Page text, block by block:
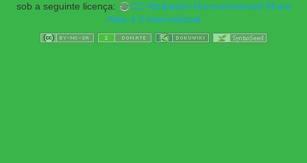
sob a seguinte licença:
CC Attribution-Noncommercial-Share
Alike 4.0 International